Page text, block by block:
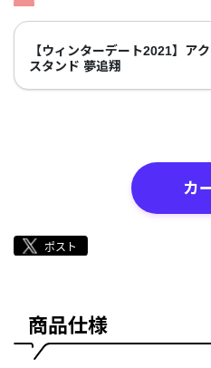
【ウィンターデート2021】ア
スタンド 夢追翔
カ
商品仕様